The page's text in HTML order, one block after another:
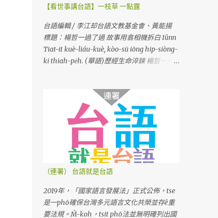
【看世事講台語】一枝草 一點露
台語編輯 / 李江却台語文教基金會、黃能揚
標題：楊哲一過了過 故事用翕相機拆白 Iûnn
Tiat-it kuè-liáu-kuè, kòo-sū iōng hip-siòng-
ki thiah-pe̍h. (華語)歷經生命淬鍊 楊哲一用
（連署） 台語就是台語
2019年，「國家語言發展法」正式公佈，tse
是一phō確保台灣多元語言文化共榮並存ê重
要法規。M̄-koh，tsit phō法並無明確列出國